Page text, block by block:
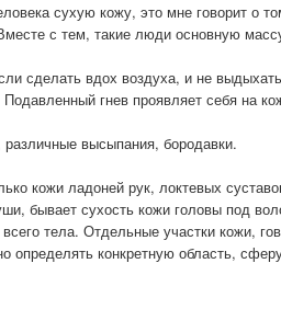
сухую кожу, это мне говорит о
с тем, такие люди основную
сделать вдох воздуха, и не
гнев проявляет себя на
высыпания, бородавки.
кожи ладоней рук, локтевых
бывает сухость кожи головы под
тела. Отдельные участки кожи,
определять конкретную область,